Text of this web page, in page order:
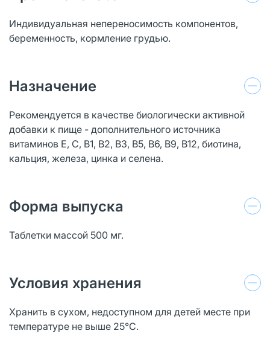
Индивидуальная непереносимость компонентов,
беременность, кормление грудью.
Назначение
Рекомендуется в качестве биологически активной
добавки к пище - дополнительного источника
витаминов Е, С, В1, В2, В3, В5, В6, В9, В12, биотина,
кальция, железа, цинка и селена.
Форма выпуска
Таблетки массой 500 мг.
Условия хранения
Хранить в сухом, недоступном для детей месте при
температуре не выше 25°С.